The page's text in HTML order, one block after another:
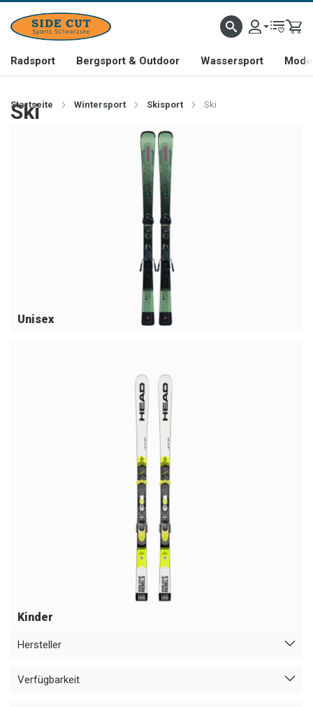
Radsport Bergsport & Outdoor Wassersport
Startseite Wintersport Skisport Ski
Ski
Unisex
Kinder
Hersteller
Verfügbarkeit